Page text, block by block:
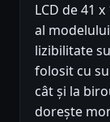
LCD de 41
al
lizibilitate
folosit cu
cât și la
dorește